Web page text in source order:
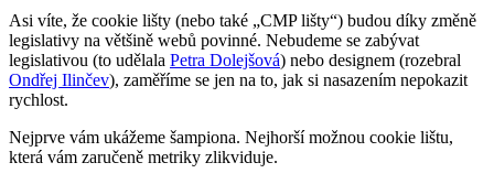
Asi víte, že cookie lišty (nebo také „CMP lišty“) budou díky změně
legislativy na většině webů povinné. Nebudeme se zabývat
legislativou (to udělala Petra Dolejšová) nebo designem (rozebral
Ondřej Ilinčev), zaměříme se jen na to, jak si nasazením nepokazit
rychlost.
Nejprve vám ukážeme šampiona. Nejhorší možnou cookie lištu,
která vám zaručeně metriky zlikviduje.